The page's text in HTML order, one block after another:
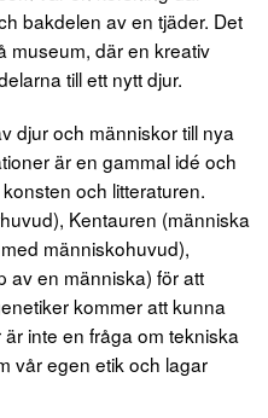
bakdelen av en tjäder. Det
museum, där en kreativ
till ett nytt djur.
djur och människor till nya
är en gammal idé och
och litteraturen.
Kentauren (människa
människohuvud),
av en människa) för att
kommer att kunna
inte en fråga om tekniska
vår egen etik och lagar